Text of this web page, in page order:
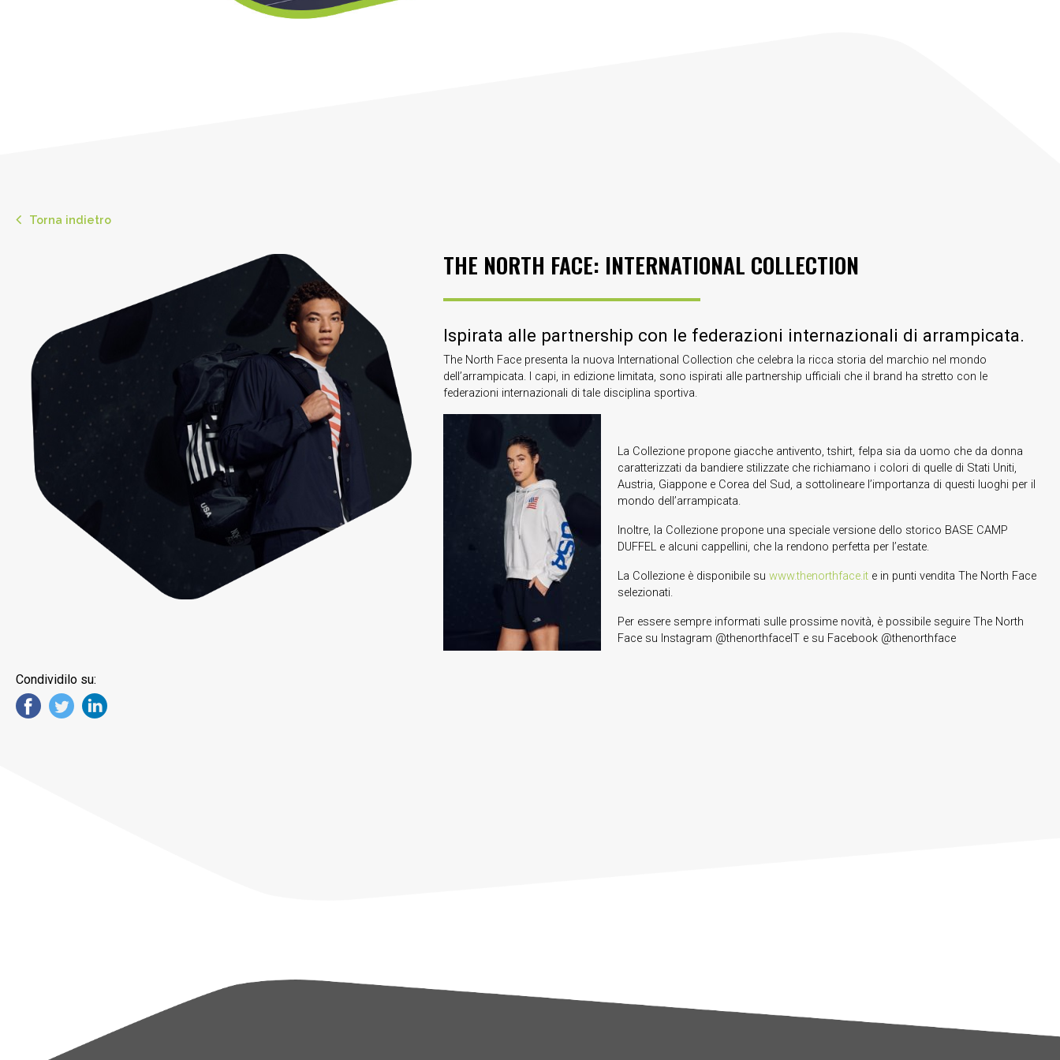
Torna indietro
THE NORTH FACE: INTERNATIONAL COLLECTION
Ispirata alle partnership con le federazioni internazionali di arrampicata.
The North Face presenta la nuova International Collection che celebra la ricca storia del marchio nel mondo
dell’arrampicata. I capi, in edizione limitata, sono ispirati alle partnership ufficiali che il brand ha stretto con le
federazioni internazionali di tale disciplina sportiva.
La Collezione propone giacche antivento, tshirt, felpa sia da uomo che da donna
caratterizzati da bandiere stilizzate che richiamano i colori di quelle di Stati Uniti,
Austria, Giappone e Corea del Sud, a sottolineare l’importanza di questi luoghi per il
mondo dell’arrampicata.
Inoltre, la Collezione propone una speciale versione dello storico BASE CAMP
DUFFEL e alcuni cappellini, che la rendono perfetta per l’estate.
La Collezione è disponibile suwww.thenorthface.it e in punti vendita The North Face
selezionati.
Per essere sempre informati sulle prossime novità, è possibile seguire The North
Face su Instagram @thenorthfaceIT e su Facebook @thenorthface
Condividilo su: